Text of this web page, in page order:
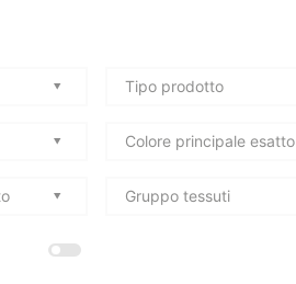
Tipo prodotto
Colore principale esatto
Gruppo tessuti